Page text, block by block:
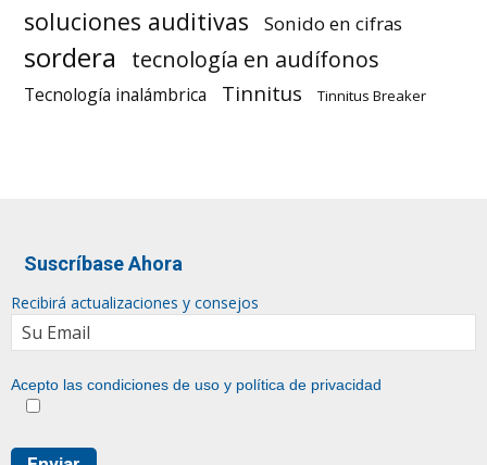
soluciones auditivas Sonido en cifras
sordera tecnología en audífonos
Tecnología inalámbrica Tinnitus Tinnitus Breaker
Suscríbase Ahora
Recibirá actualizaciones y consejos
Acepto las condiciones de uso y política de privacidad